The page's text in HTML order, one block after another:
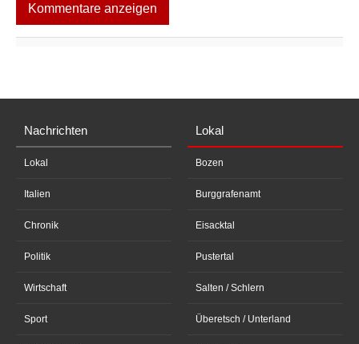
Kommentare anzeigen
Nachrichten
Lokal
Italien
Chronik
Politik
Wirtschaft
Sport
Lokal
Bozen
Burggrafenamt
Eisacktal
Pustertal
Salten / Schlern
Überetsch / Unterland